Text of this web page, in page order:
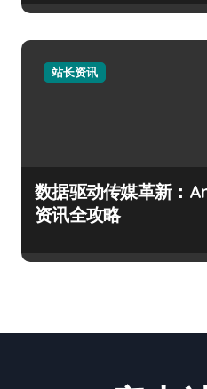
站长资讯
数据驱动传媒革新：
资讯全攻略